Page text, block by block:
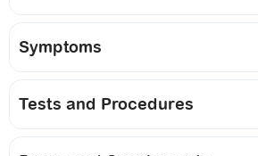
Symptoms
Tests and Procedures